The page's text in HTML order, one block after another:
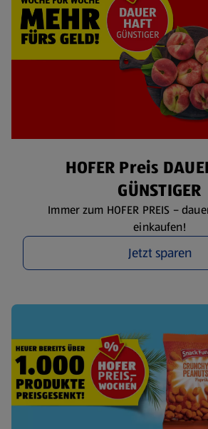
HOFER Preis
GÜNSTIGER
Immer zum HOFER PREIS –
einkaufen!
Jetzt sparen